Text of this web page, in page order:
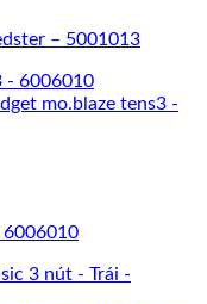
– 5001013
6006010